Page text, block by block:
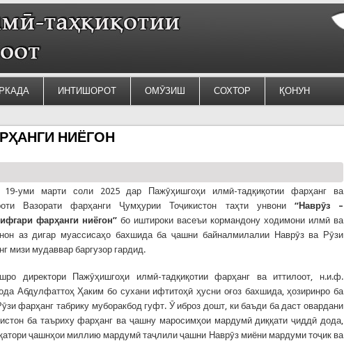
ИНТИШОРОТ ОМӮЗИШ СОХТОР ҚОНУН
НИЁГОН
19-уми марти соли 2025 дар Пажӯҳишгоҳи илмӣ-тадқиқотии фарҳанг ва
Вазорати фарҳанги Ҷумҳурии Тоҷикистон таҳти унвони “Наврӯз
–
фарҳанги ниёгон”бо иштироки васеъи кормандону ходимони илмӣ ва
аз дигар муассисаҳо бахшида ба ҷашни байналмилалии Наврӯз ва Рӯзи
мизи мудаввар баргузор гардид.
директори Пажӯҳишгоҳи илмӣ-тадқиқотии фарҳанг ва иттилоот, н.и.ф.
Абдулфаттоҳ Ҳаким бо сухани ифтитоҳӣ ҳусни оғоз бахшида, ҳозиринро ба
фарҳанг табрику муборакбод гуфт. Ӯ иброз дошт, ки баъди ба даст овардани
ба таъриху фарҳанг ва ҷашну маросимҳои мардумӣ диққати ҷиддӣ дода,
ҷашнҳои миллию мардумӣ таҷлили ҷашни Наврӯз миёни мардуми тоҷик ва